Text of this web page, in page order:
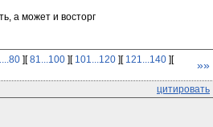
а может и восторг
][81...100][ 101...120][ 121...140][
»»
цитировать